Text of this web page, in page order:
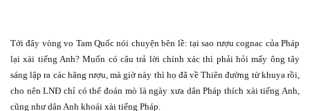
Tới đây vòng vo Tam Quốc nói chuyện bên lề: tại sao rượu cognac của Pháp
lại xài tiếng Anh? Muốn có câu trả lời chính xác thì phải hỏi mấy ông tây
sáng lập ra các hãng rượu, mà giờ này thì họ đã về Thiên đường từ khuya rồi,
cho nên LNĐ chỉ có thể đoán mò là ngày xưa dân Pháp thích xài tiếng Anh,
cũng như dân Anh khoái xài tiếng Pháp.